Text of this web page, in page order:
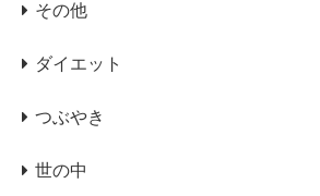
その他
ダイエット
つぶやき
世の中